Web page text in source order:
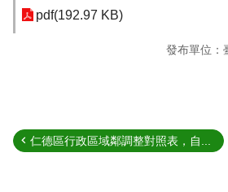
pdf(192.97 KB)
發布單位：
仁德區行政區域鄰調整對照表，自...